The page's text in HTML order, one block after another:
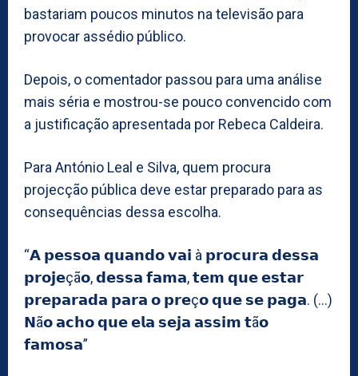
bastariam poucos minutos na televisão para
provocar assédio público.
Depois, o comentador passou para uma análise
mais séria e mostrou-se pouco convencido com
a justificação apresentada por Rebeca Caldeira.
Para António Leal e Silva, quem procura
projecção pública deve estar preparado para as
consequências dessa escolha.
“𝗔 𝗽𝗲𝘀𝘀𝗼𝗮 𝗾𝘂𝗮𝗻𝗱𝗼 𝘃𝗮𝗶 à 𝗽𝗿𝗼𝗰𝘂𝗿𝗮 𝗱𝗲𝘀𝘀𝗮
𝗽𝗿𝗼𝗷𝗲çã𝗼, 𝗱𝗲𝘀𝘀𝗮 𝗳𝗮𝗺𝗮, 𝘁𝗲𝗺 𝗾𝘂𝗲 𝗲𝘀𝘁𝗮𝗿
𝗽𝗿𝗲𝗽𝗮𝗿𝗮𝗱𝗮 𝗽𝗮𝗿𝗮 𝗼 𝗽𝗿𝗲ç𝗼 𝗾𝘂𝗲 𝘀𝗲 𝗽𝗮𝗴𝗮. (…)
𝗡ã𝗼 𝗮𝗰𝗵𝗼 𝗾𝘂𝗲 𝗲𝗹𝗮 𝘀𝗲𝗷𝗮 𝗮𝘀𝘀𝗶𝗺 𝘁ã𝗼
𝗳𝗮𝗺𝗼𝘀𝗮”